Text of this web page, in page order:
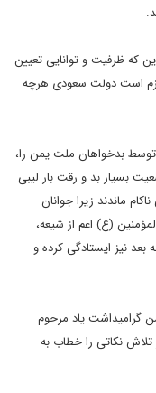
که ظرفیت و توانایی تعیین
است دولت سعودی هرچه
بدخواهان ملت یمن را،
بسیار بد و رقت بار لیبی
ماندند زیرا جوانان
(ع) اعم از شیعه،
بعد نیز ایستادگی کرده و
گرامیداشت یاد مرحوم
تلاش نکاتی را خطاب به